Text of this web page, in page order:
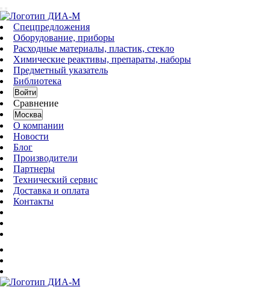
Спецпредложения
Оборудование, приборы
Расходные материалы, пластик, стекло
Химические реактивы, препараты, наборы
Предметный указатель
Библиотека
Войти
Сравнение
Москва
О компании
Новости
Блог
Производители
Партнеры
Технический сервис
Доставка и оплата
Контакты